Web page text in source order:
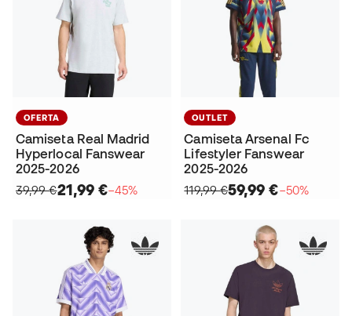
OFERTA
Camiseta Real Madrid
Hyperlocal Fanswear
2025-2026
39,99 €21,99 €−45%
OUTLET
Camiseta Arsenal Fc
Lifestyler Fanswear
2025-2026
119,99 €59,99 €−50%